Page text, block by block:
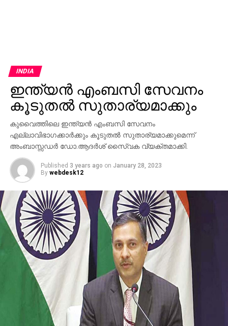
INDIA
ഇന്ത്യന്‍ എംബസി സേവനം
കൂടുതല്‍ സുതാര്യമാക്കും
കുവൈത്തിലെ ഇന്ത്യന്‍ എംബസി സേവനം
എല്ലാവിഭാഗക്കാര്‍ക്കും കൂടുതല്‍ സുതാര്യമാക്കുമെന്ന്
അംബാസ്സഡര്‍ ഡോ.ആദര്‍ശ് സൈ്വക വ്യക്തമാക്കി.
Published 3 years ago on January 28, 2023
By webdesk12